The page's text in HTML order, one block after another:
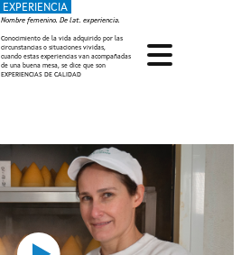
Pasar al contenido principal
EXPERIENCIA
Nombre femenino. De lat. experiencia.
Conocimiento de la vida adquirido por las
circunstancias o situaciones vividas,
cuando estas experiencias van acompañadas
de una buena mesa, se dice que son
EXPERIENCIAS DE CALIDAD